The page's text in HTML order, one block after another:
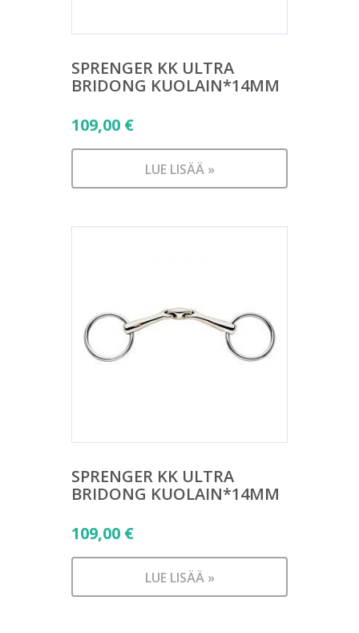
SPRENGER KK ULTRA
BRIDONG KUOLAIN*14MM
109,00 €
LUE LISÄÄ »
SPRENGER KK ULTRA
BRIDONG KUOLAIN*14MM
109,00 €
LUE LISÄÄ »